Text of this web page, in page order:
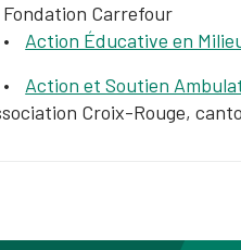
Fondation Carrefour
Action Éducative en
Action et Soutien
Croix-Rouge,